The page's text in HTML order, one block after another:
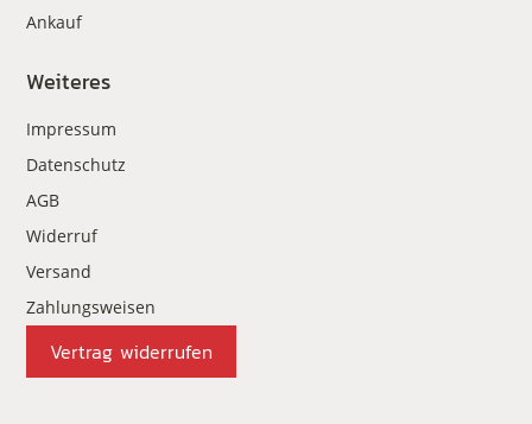
Ankauf
Weiteres
Impressum
Datenschutz
AGB
Widerruf
Versand
Zahlungsweisen
Vertrag widerrufen